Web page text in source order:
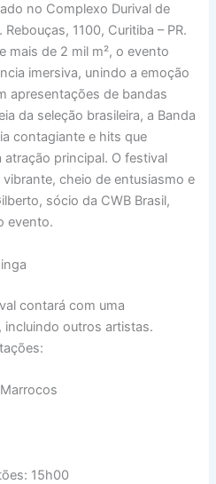
no Complexo Durival de
1100, Curitiba – PR.
mais de 2 mil m², o evento
imersiva, unindo a emoção
apresentações de bandas
da seleção brasileira, a Banda
contagiante e hits que
principal. O festival
cheio de entusiasmo e
sócio da CWB Brasil,
evento.
contará com uma
incluindo outros artistas.
15h00